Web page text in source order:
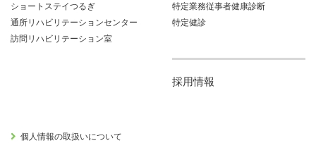
ショートステイつるぎ
通所リハビリテーションセンター
訪問リハビリテーション室
特定業務従事者健康診断
特定健診
採用情報
個人情報の取扱いについて